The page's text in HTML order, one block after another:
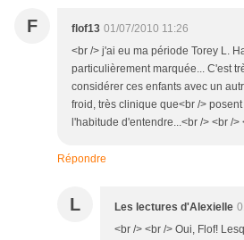
F flof13 01/07/2010 11:26
<br /> j'ai eu ma période Torey L.
particulièrement marquée... C'est
considérer ces enfants avec un
froid, très clinique que<br />
l'habitude d'entendre...<br /> <br />
Répondre
L Les lectures d'Alexielle
<br /> <br /> Oui, Flof!